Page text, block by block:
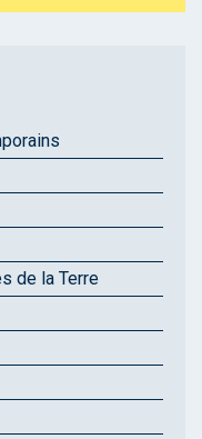
de la Terre